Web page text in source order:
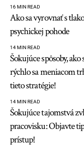
16 MIN READ
Ako sa vyrovnať s
psychickej pohode
14 MIN READ
Šokujúce spôsoby,
rýchlo sa meniacom
tieto stratégie!
14 MIN READ
Šokujúce tajomstvá
pracovisku: Objavte
prístup!